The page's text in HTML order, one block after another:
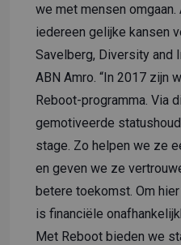
we met mensen
iedereen gelijke kansen
Savelberg, Diversity and
ABN Amro. “In 2017 zijn
Reboot-programma. Via
gemotiveerde
stage. Zo helpen we ze
en geven we ze
betere toekomst. Om
is financiële
Met Reboot bieden we